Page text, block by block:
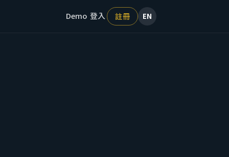
Demo 登入 註冊 EN